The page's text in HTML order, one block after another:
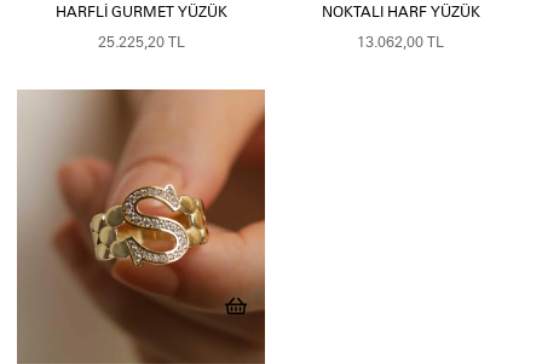
HARFLI GURMET YÜZÜK
25.225,20 TL
NOKTALI HARF YÜZÜK
13.062,00 TL